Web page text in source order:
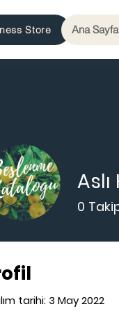
Store Ana Sayfa
0
tarihi: 3 May 2022